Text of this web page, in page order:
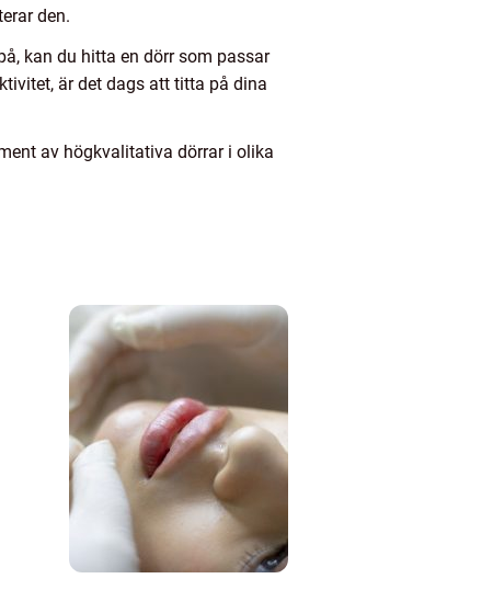
den.
kan du hitta en dörr som passar
är det dags att titta på dina
av högkvalitativa dörrar i olika